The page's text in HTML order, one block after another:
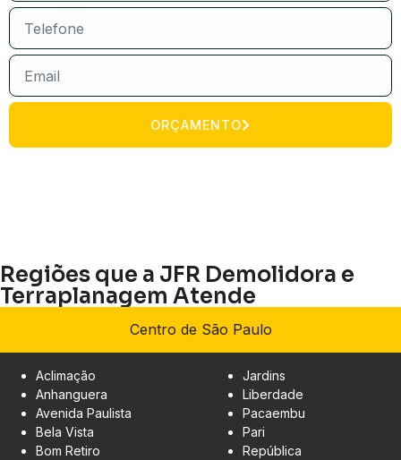
ORÇAMENTO
Regiões que a JFR Demolidora e
Terraplanagem Atende
Centro de São Paulo
Aclimação
Anhanguera
Avenida Paulista
Bela Vista
Bom Retiro
Jardins
Liberdade
Pacaembu
Pari
República